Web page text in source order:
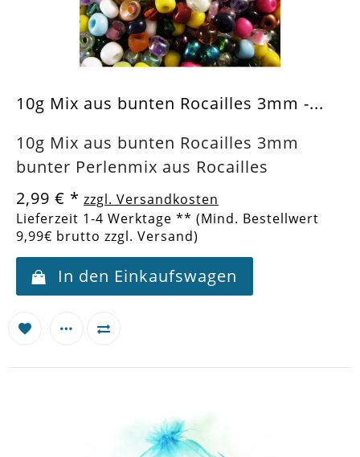
10g Mix aus bunten Rocailles 3mm -...
10g Mix aus bunten Rocailles 3mm
bunter Perlenmix aus Rocailles
2,99 € * zzgl. Versandkosten
Lieferzeit 1-4 Werktage ** (Mind. Bestellwert
9,99€ brutto zzgl. Versand)
In den Einkaufswagen